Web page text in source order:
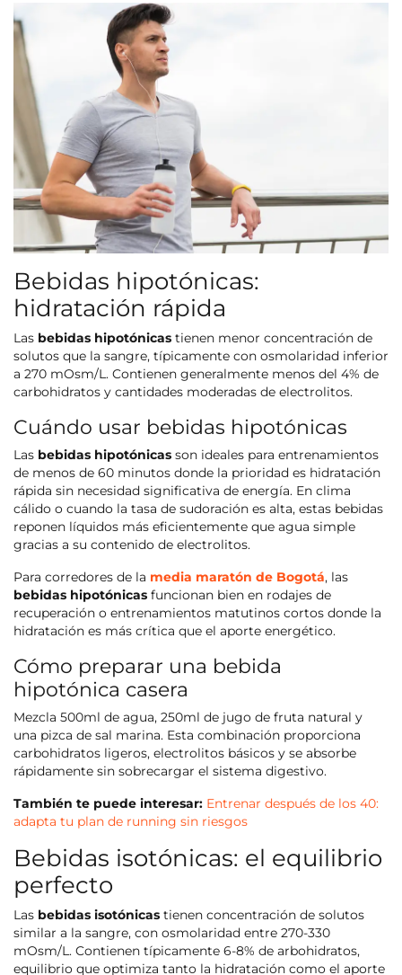
Bebidas hipotónicas:
hidratación rápida
Las bebidas hipotónicas tienen menor concentración de
solutos que la sangre, típicamente con osmolaridad inferior
a 270 mOsm/L. Contienen generalmente menos del 4% de
carbohidratos y cantidades moderadas de electrolitos.
Cuándo usar bebidas hipotónicas
Las bebidas hipotónicas son ideales para entrenamientos
de menos de 60 minutos donde la prioridad es hidratación
rápida sin necesidad significativa de energía. En clima
cálido o cuando la tasa de sudoración es alta, estas bebidas
reponen líquidos más eficientemente que agua simple
gracias a su contenido de electrolitos.
Para corredores de la media maratón de Bogotá, las
bebidas hipotónicas funcionan bien en rodajes de
recuperación o entrenamientos matutinos cortos donde la
hidratación es más crítica que el aporte energético.
Cómo preparar una bebida
hipotónica casera
Mezcla 500ml de agua, 250ml de jugo de fruta natural y
una pizca de sal marina. Esta combinación proporciona
carbohidratos ligeros, electrolitos básicos y se absorbe
rápidamente sin sobrecargar el sistema digestivo.
También te puede interesar: Entrenar después de los 40:
adapta tu plan de running sin riesgos
Bebidas isotónicas: el equilibrio
perfecto
Las bebidas isotónicas tienen concentración de solutos
similar a la sangre, con osmolaridad entre 270-330
mOsm/L. Contienen típicamente 6-8% de arbohidratos,
equilibrio que optimiza tanto la hidratación como el aporte